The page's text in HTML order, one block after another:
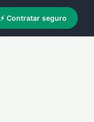
⚡ Contratar seguro